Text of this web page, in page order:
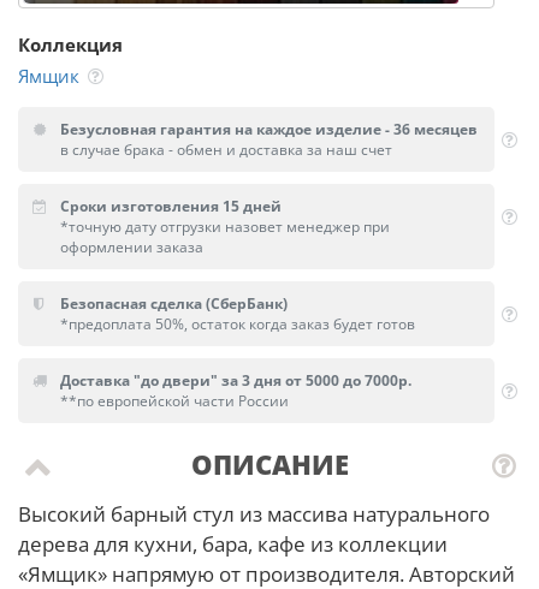
Коллекция
Ямщик
Безусловная гарантия на каждое изделие - 36 месяцев
в случае брака - обмен и доставка за наш счет
Сроки изготовления 15 дней
*точную дату отгрузки назовет менеджер при
оформлении заказа
Безопасная сделка (СберБанк)
*предоплата 50%, остаток когда заказ будет готов
Доставка "до двери" за 3 дня от 5000 до 7000р.
**по европейской части России
ОПИСАНИЕ
Высокий барный стул из массива натурального
дерева для кухни, бара, кафе из коллекции
«Ямщик» напрямую от производителя. Авторский